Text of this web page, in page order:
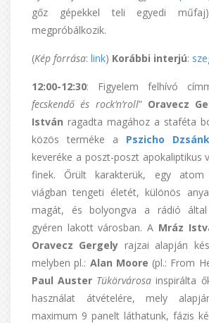
gőz gépekkel teli egyedi
megpróbálkozik.
(Kép forrása: link) Korábbi interjú:
12:00-12:30: Figyelem felhívó
fecskendő és rock’n’roll” Oravecz
István ragadta magához a staféta
közös terméke a Pszicho
keveréke a poszt-poszt apokaliptikus
finek. Őrült karakterük, egy atom
viágban tengeti életét, különös
magát, és bolyongva a rádió által
gyéren lakott városban. A Mráz
Oravecz Gergely rajzai alapján
melyben pl.: Alan Moore (pl.: From
Paul Auster Tükörvárosa inspirálta
használat átvételére, mely
maximum 9 panelt láthatunk, fázis